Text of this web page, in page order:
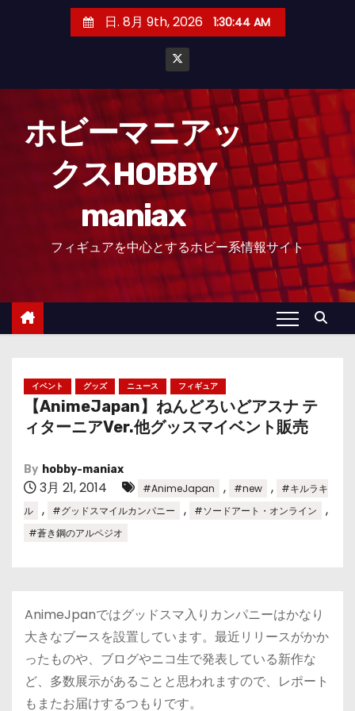
日. 8月 9th, 2026 1:30:45 AM
ホビーマニアッ
クスHOBBY
maniax
フィギュアを中心とするホビー系情報サイト
イベント グッズ ニュース フィギュア
【AnimeJapan】ねんどろいどアスナ テ
ィターニアVer.他グッスマイベント販売
By hobby-maniax
3月 21, 2014 #AnimeJapan , #new ,
#キルラキ
ル
, #グッドスマイルカンパニー , #ソードアート・オンライン ,
#蒼き鋼のアルペジオ
AnimeJpanではグッドスマ入りカンパニーはかなり
大きなブースを設置しています。最近リリースがかか
ったものや、ブログやニコ生で発表している新作な
ど、多数展示があることと思われますので、レポート
もまたお届けするつもりです。